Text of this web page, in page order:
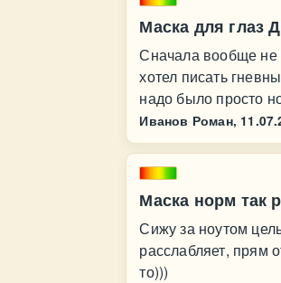
Маска для глаз
Сначала вообще не
хотел писать
надо было просто
Иванов Роман,
Маска норм так
Сижу за ноутом
расслабляет, прям
то)))